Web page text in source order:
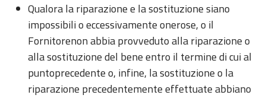
Qualora la riparazione e la sostituzione siano
impossibili o eccessivamente onerose, o il
Fornitorenon abbia provveduto alla riparazione o
alla sostituzione del bene entro il termine di cui al
puntoprecedente o, infine, la sostituzione o la
riparazione precedentemente effettuate abbiano